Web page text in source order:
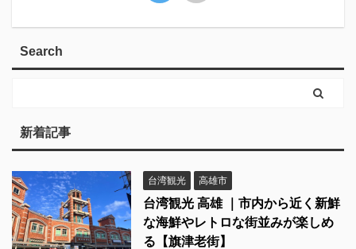
Search
新着記事
台湾観光 高雄市
台湾観光 高雄 ｜市内から近く新鮮
な海鮮やレトロな街並みが楽しめ
る【旗津老街】